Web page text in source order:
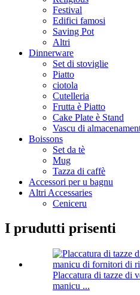
Festival
Edifici famosi
Saving Pot
Altri
Dinnerware
Set di stoviglie
Piatto
ciotola
Cutelleria
Frutta è Piatto
Cake Plate è Stand
Vascu di
Boissons
Set da tè
Mug
Tazza di caffè
Accessori per u bagnu
Altri Accessaries
Ceniceru
I prudutti prisenti
Placcatura di tazze di
manicu ...